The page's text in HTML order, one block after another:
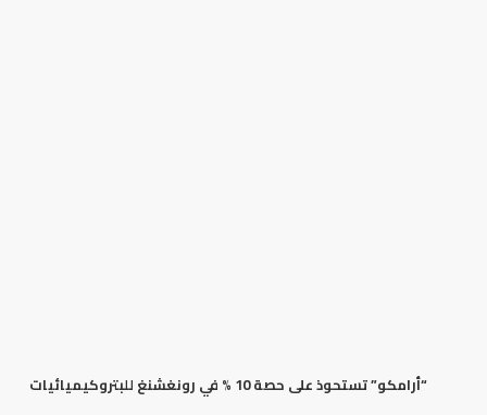
“أرامكو” تستحوذ على حصة 10 % في رونغشنغ للبتروكيميائيات